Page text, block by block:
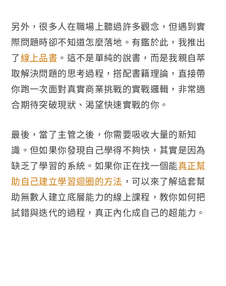
另外，很多人在職場上聽過許多觀念，但遇到實
際問題時卻不知道怎麼落地。有鑑於此，我推出
了線上品書 。這不是單純的說書，而是我親自萃
取解決問題的思考過程，搭配書籍理論，直接帶
你跑一次面對真實商業挑戰的實戰邏輯，非常適
合期待突破現狀、渴望快速實戰的你。
最後，當了主管之後，你需要吸收大量的新知
識。但如果你發現自己學得不夠快，其實是因為
缺乏了學習的系統。如果你正在找一個能真正幫
助自己建立學習迴圈的方法 ，可以來了解這套幫
助無數人建立底層能力的線上課程，教你如何把
試錯與迭代的過程，真正內化成自己的超能力。